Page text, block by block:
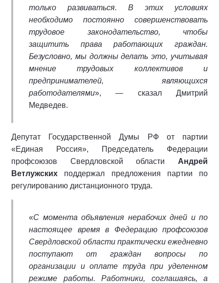
только развиваться. В этих условиях
необходимо постоянно совершенствовать
трудовое законодательство, чтобы
защитить права работающих граждан.
Безусловно, мы должны делать это, учитывая
мнение трудовых коллективов и
предпринимателей, являющихся
работодателями», — сказал Дмитрий
Медведев.
Депутат Государственной Думы РФ от партии
«Единая Россия», Председатель Федерации
профсоюзов Свердловской области Андрей
Ветлужских поддержал предложения партии по
регулированию дистанционного труда.
«С момента объявления нерабочих дней и по
настоящее время в Федерацию профсоюзов
Свердловской области практически ежедневно
поступают от граждан вопросы по
организации и оплате труда при уделенном
режиме работы. Работники, соглашаясь, а